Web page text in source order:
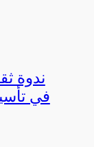
ندوة
في